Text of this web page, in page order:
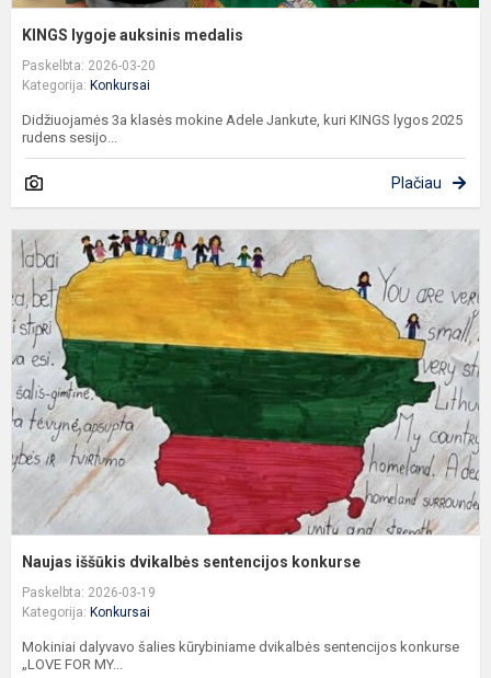
KINGS lygoje auksinis medalis
Paskelbta: 2026-03-20
Kategorija: Konkursai
Didžiuojamės 3a klasės mokine Adele Jankute, kuri KINGS lygos 2025
rudens sesijo...
Plačiau
Naujas iššūkis dvikalbės sentencijos konkurse
Paskelbta: 2026-03-19
Kategorija: Konkursai
Mokiniai dalyvavo šalies kūrybiniame dvikalbės sentencijos konkurse
„LOVE FOR MY...